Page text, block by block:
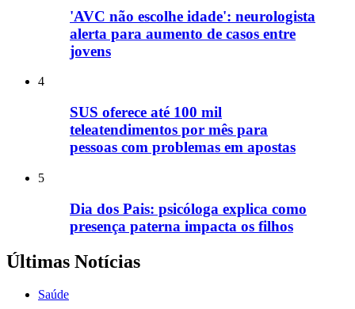
'AVC não escolhe idade': neurologista
alerta para aumento de casos entre
jovens
4
SUS oferece até 100 mil
teleatendimentos por mês para
pessoas com problemas em apostas
5
Dia dos Pais: psicóloga explica como
presença paterna impacta os filhos
Últimas Notícias
Saúde